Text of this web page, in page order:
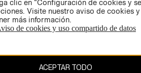
AVISO DE
COOKIES
clic en “Configuración de cookies y
Visite nuestro aviso de cookies
más información.
de cookies y uso compartido de datos
ACEPTAR TODO